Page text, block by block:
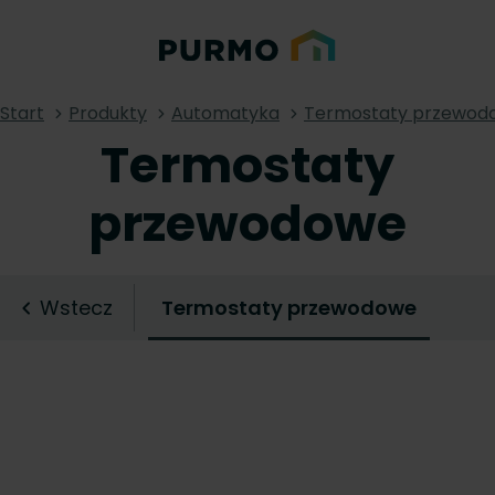
Start Produkty Automatyka Termostaty
Termostaty
przewodowe
Wstecz Termostaty przewodowe